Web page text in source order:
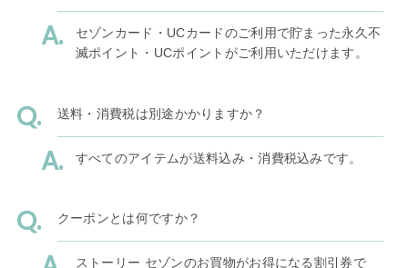
セゾンカード・UCカードのご利用で貯まった永久不
滅ポイント・UCポイントがご利用いただけます。
送料・消費税は別途かかりますか？
すべてのアイテムが送料込み・消費税込みです。
クーポンとは何ですか？
ストーリー セゾンのお買物がお得になる割引券で